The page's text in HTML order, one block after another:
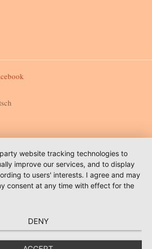
website tracking technologies to
improve our services, and to display
to users' interests. I agree and may
consent at any time with effect for the
DENY